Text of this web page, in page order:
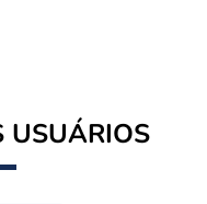
USUÁRIOS